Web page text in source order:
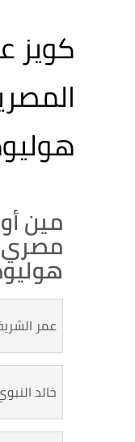
كويز
مين
عمر
خالد